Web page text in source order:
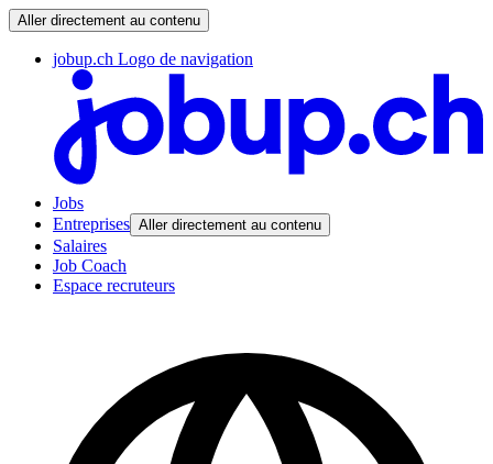
Aller directement au contenu
jobup.ch Logo de navigation
Jobs
Entreprises Aller directement au contenu
Salaires
Job Coach
Espace recruteurs